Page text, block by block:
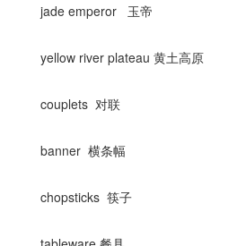
jade emperor 玉帝
yellow river plateau 黄土高原
couplets 对联
banner 横条幅
chopsticks 筷子